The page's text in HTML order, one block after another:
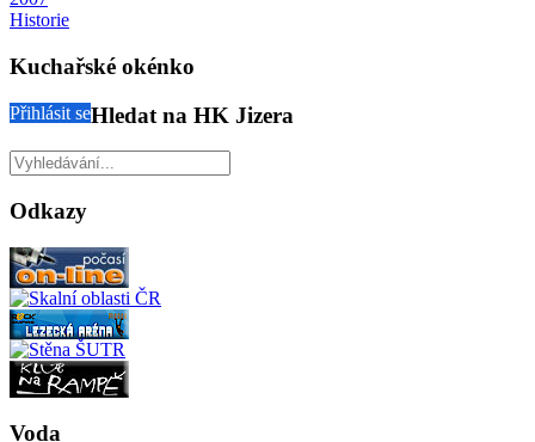
Historie
Kuchařské okénko
Přihlásit seHledat na HK Jizera
Odkazy
Voda